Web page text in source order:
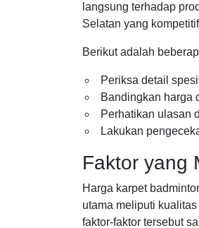
langsung terhadap
Selatan yang
Berikut adalah
Periksa detail
Bandingkan harga
Perhatikan ulasan
Lakukan
Faktor yang
Harga karpet
utama meliputi
faktor-faktor tersebut